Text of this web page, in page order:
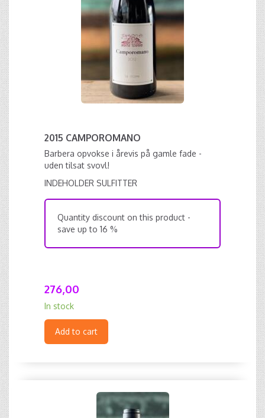
2015 CAMPOROMANO
Barbera opvokse i årevis på gamle fade -
uden tilsat svovl!
INDEHOLDER SULFITTER
Quantity discount on this product -
save up to 16 %
276,00
In stock
Add to cart